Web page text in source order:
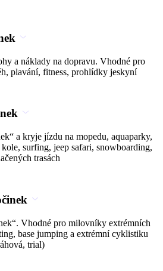
a náklady na dopravu. Vhodné pro
plavání, fitness, prohlídky jeskyní
a kryje jízdu na mopedu, aquaparky,
surfing, jeep safari, snowboarding,
trasách
Vhodné pro milovníky extrémních
base jumping a extrémní cyklistiku
trial)